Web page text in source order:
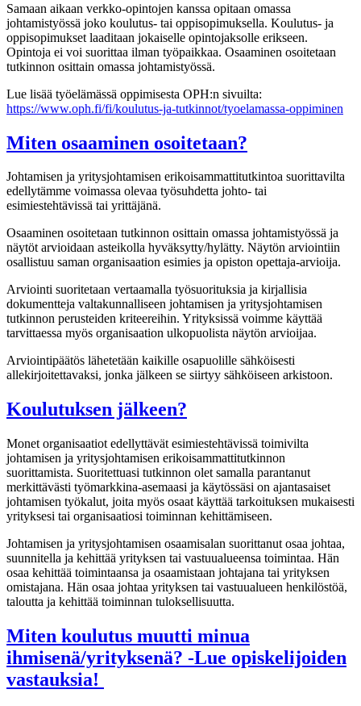
Samaan aikaan verkko-opintojen kanssa opitaan omassa
johtamistyössä joko koulutus- tai oppisopimuksella. Koulutus- ja
oppisopimukset laaditaan jokaiselle opintojaksolle erikseen.
Opintoja ei voi suorittaa ilman työpaikkaa. Osaaminen osoitetaan
tutkinnon osittain omassa johtamistyössä.
Lue lisää työelämässä oppimisesta OPH:n sivuilta:
https://www.oph.fi/fi/koulutus-ja-tutkinnot/tyoelamassa-oppiminen
Miten osaaminen osoitetaan?
Johtamisen ja yritysjohtamisen erikoisammattitutkintoa suorittavilta
edellytämme voimassa olevaa työsuhdetta johto- tai
esimiestehtävissä tai yrittäjänä.
Osaaminen osoitetaan tutkinnon osittain omassa johtamistyössä ja
näytöt arvioidaan asteikolla hyväksytty/hylätty. Näytön arviointiin
osallistuu saman organisaation esimies ja opiston opettaja-arvioija.
Arviointi suoritetaan vertaamalla työsuorituksia ja kirjallisia
dokumentteja valtakunnalliseen johtamisen ja yritysjohtamisen
tutkinnon perusteiden kriteereihin. Yrityksissä voimme käyttää
tarvittaessa myös organisaation ulkopuolista näytön arvioijaa.
Arviointipäätös lähetetään kaikille osapuolille sähköisesti
allekirjoitettavaksi, jonka jälkeen se siirtyy sähköiseen arkistoon.
Koulutuksen jälkeen?
Monet organisaatiot edellyttävät esimiestehtävissä toimivilta
johtamisen ja yritysjohtamisen erikoisammattitutkinnon
suorittamista. Suoritettuasi tutkinnon olet samalla parantanut
merkittävästi työmarkkina-asemaasi ja käytössäsi on ajantasaiset
johtamisen työkalut, joita myös osaat käyttää tarkoituksen mukaisesti
yrityksesi tai organisaatiosi toiminnan kehittämiseen.
Johtamisen ja yritysjohtamisen osaamisalan suorittanut osaa johtaa,
suunnitella ja kehittää yrityksen tai vastuualueensa toimintaa. Hän
osaa kehittää toimintaansa ja osaamistaan johtajana tai yrityksen
omistajana. Hän osaa johtaa yrityksen tai vastuualueen henkilöstöä,
taloutta ja kehittää toiminnan tuloksellisuutta.
Miten koulutus muutti minua
ihmisenä/yrityksenä? -Lue opiskelijoiden
vastauksia!